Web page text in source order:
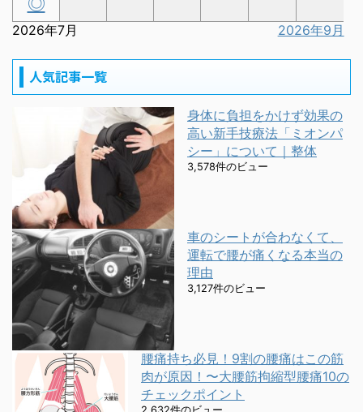
2026年7月 2026年9月
人気記事一覧
身体に負担をかけず効果の
高い新手技療法「ミオンパ
シー」について｜整体
3,578件のビュー
車のシートが合わなくて、
運転で腰が痛くなる本当の
理由
3,127件のビュー
腰痛持ち必見！9割の腰痛はこの筋
肉が原因！〜大腰筋拘縮型腰痛10の
チェックポイント